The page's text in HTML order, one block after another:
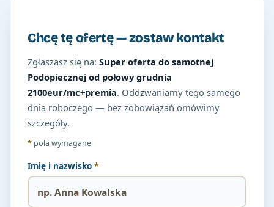
Chcę tę ofertę — zostaw kontakt
Zgłaszasz się na: Super oferta do samotnej
Podopiecznej od połowy grudnia
2100eur/mc+premia. Oddzwaniamy tego samego
dnia roboczego — bez zobowiązań omówimy
szczegóły.
* pola wymagane
Imię i nazwisko *